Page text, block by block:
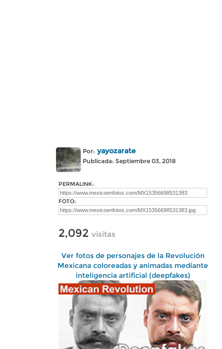
Por: yayozarate
Publicada: Septiembre 03, 2018
PERMALINK:
FOTO:
2,092 visitas
Ver fotos de personajes de la Revolución
Mexicana coloreadas y animadas mediante
inteligencia artificial (deepfakes)